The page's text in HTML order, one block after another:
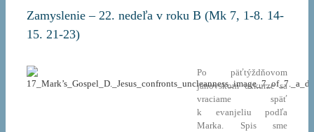
Zamyslenie – 22. nedeľa v roku B (Mk 7, 1-8. 14-
15. 21-23)
Po päťtýždňovom
jánovskom exkurze sa
vraciame späť
k evanjeliu podľa
Marka. Spis sme